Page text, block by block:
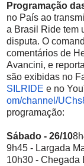
Programação
no País ao
a Brasil Ride tem
disputa. O
comentários de
Avancini, e
são exibidas no
SILRIDE e no
om/channel/
programação:
Sábado - 26/10
9h45 - Largada
10h30 - Chegada